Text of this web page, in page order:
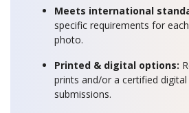
Meets international
specific requirements for
photo.
Printed & digital options:
prints and/or a certified
submissions.